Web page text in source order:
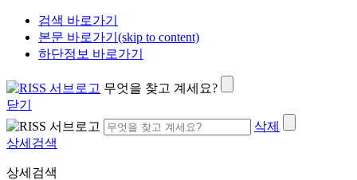
검색 바로가기
본문 바로가기(skip to content)
하단정보 바로가기
무엇을 찾고 계세요?
닫기
삭제
상세검색
상세검색